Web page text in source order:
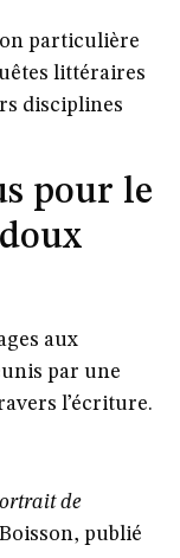
particulière
littéraires
disciplines
pour le
aux
par une
l’écriture.
de
publié